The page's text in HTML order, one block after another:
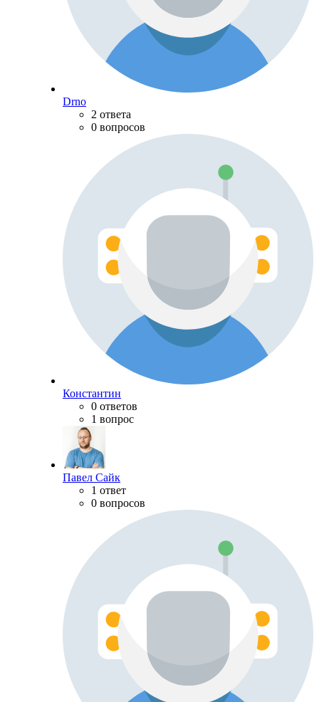
Drno
2 ответа
0 вопросов
Константин
0 ответов
1 вопрос
Павел Сайк
1 ответ
0 вопросов